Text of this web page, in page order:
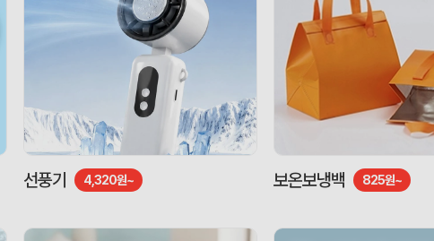
375160 민OO
375158 이OO 500 에코백재발주
375157 50
선풍기 4,320원~ 보온보냉백 825원~